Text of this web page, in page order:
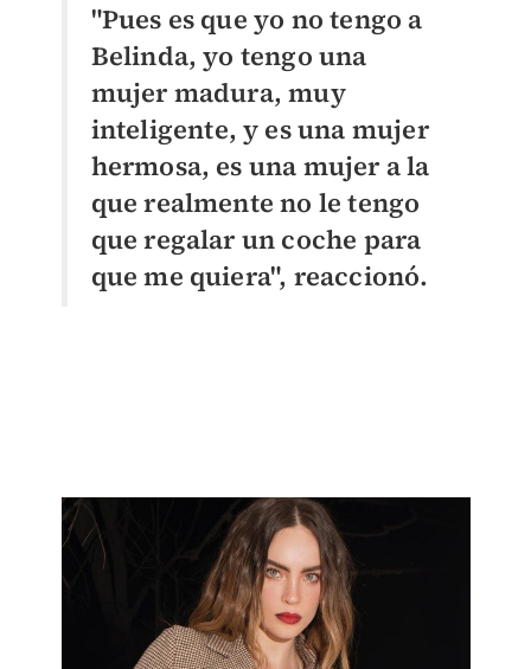
"Pues es que yo no tengo a
Belinda, yo tengo una
mujer madura, muy
inteligente, y es una mujer
hermosa, es una mujer a la
que realmente no le tengo
que regalar un coche para
que me quiera", reaccionó.